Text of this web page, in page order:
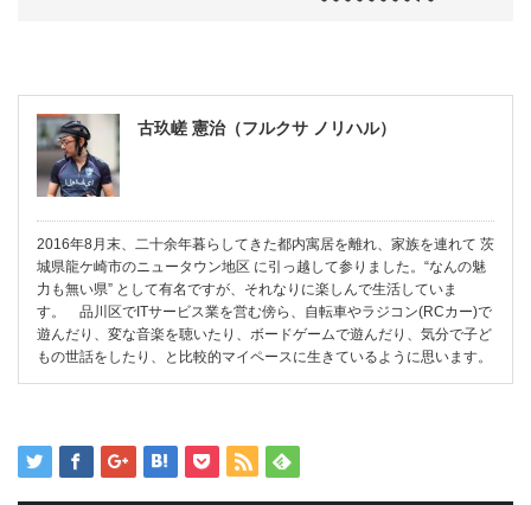
古玖嵯 憲治（フルクサ ノリハル）
2016年8月末、二十余年暮らしてきた都内寓居を離れ、家族を連れて 茨
城県龍ケ崎市のニュータウン地区 に引っ越して参りました。“なんの魅
力も無い県” として有名ですが、それなりに楽しんで生活していま
す。 品川区でITサービス業を営む傍ら、自転車やラジコン(RCカー)で
遊んだり、変な音楽を聴いたり、ボードゲームで遊んだり、気分で子ど
もの世話をしたり、と比較的マイペースに生きているように思います。